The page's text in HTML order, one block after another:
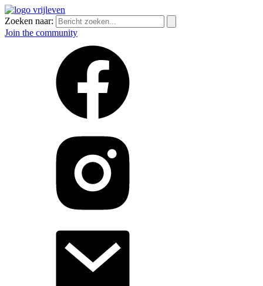
Zoeken naar:
Join the community